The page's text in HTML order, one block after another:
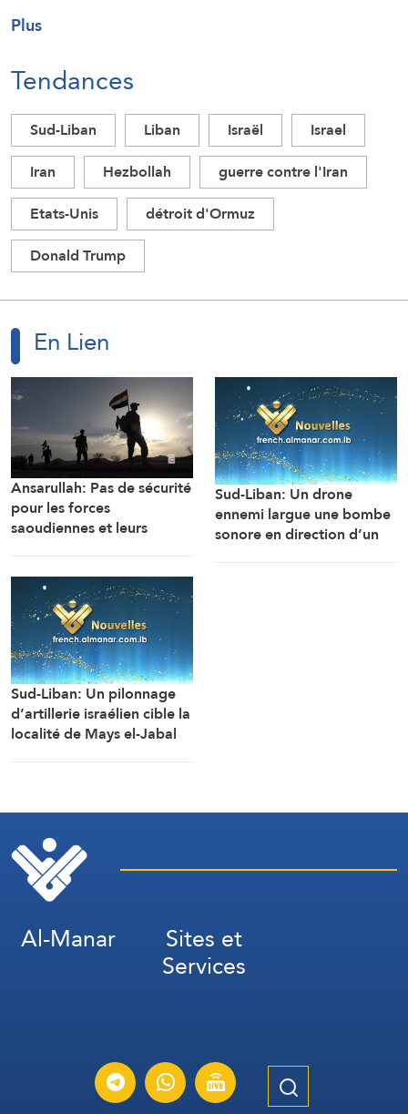
Plus
Tendances
Sud-Liban Liban Israël
Israel
Iran
Hezbollah
guerre contre l'Iran
Etats-Unis
détroit d'Ormuz
Donald Trump
En Lien
Ansarullah: Pas de sécurité
pour les forces
saoudiennes et leurs
Sud-Liban: Un drone
ennemi largue une bombe
sonore en direction d’un
Sud-Liban: Un pilonnage
d’artillerie israélien cible la
localité de Mays el-Jabal
Al-Manar Sites et
Services